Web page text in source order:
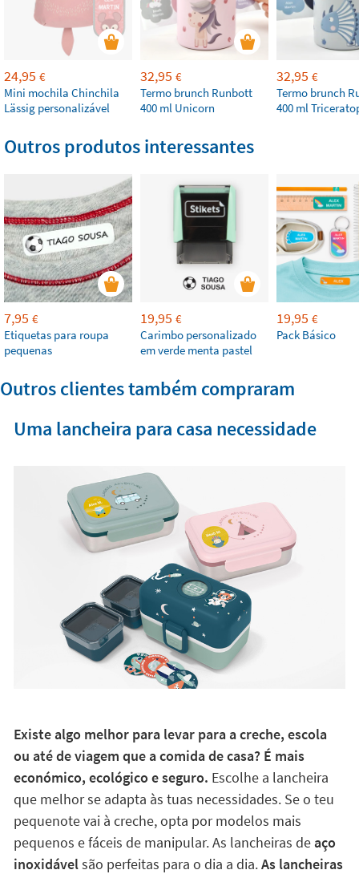
24,95 €
Mini mochila Chinchila
Lässig personalizável
32,95 €
Termo brunch Runbott
400 ml Unicorn
32,95 €
Termo brunch
400 ml
Outros produtos interessantes
7,95 €
Etiquetas para roupa
pequenas
19,95 €
Carimbo personalizado
em verde menta pastel
19,95 €
Pack Básico
Outros clientes também compraram
Uma lancheira para casa necessidade
Existe algo melhor para levar para a creche, escola
ou até de viagem que a comida de casa? É mais
económico, ecológico e seguro. Escolhe a lancheira
que melhor se adapta às tuas necessidades. Se o teu
pequenote vai à creche, opta por modelos mais
pequenos e fáceis de manipular. As lancheiras deaço
inoxidávelsão perfeitas para o dia a dia.As lancheiras